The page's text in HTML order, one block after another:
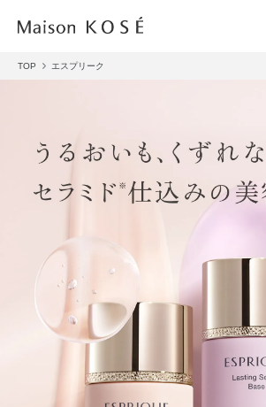
TOP エスプリーク